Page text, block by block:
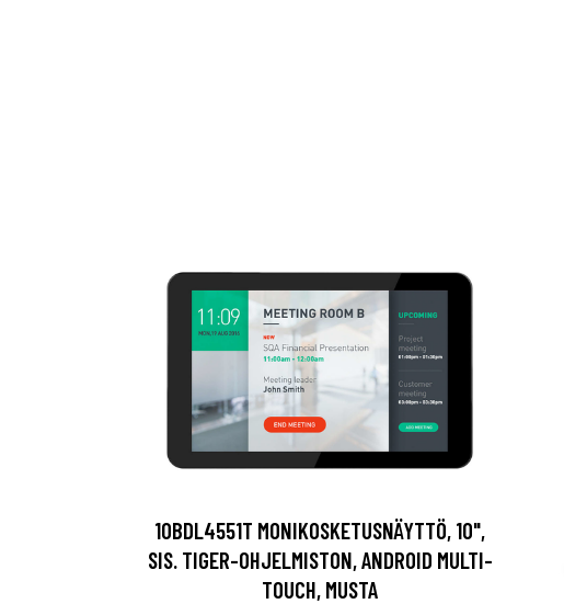
10BDL4551T MONIKOSKETUSNÄYTTÖ, 10",
SIS. TIGER-OHJELMISTON, ANDROID MULTI-
TOUCH, MUSTA